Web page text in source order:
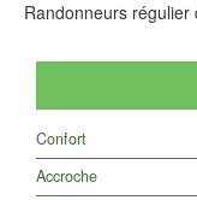
Randonneurs
Confort
Accroche